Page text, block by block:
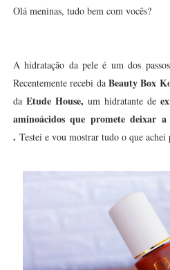
Olá meninas, tudo bem com vocês?
A hidratação da pele é um dos
Recentemente recebi da Beauty Box
da Etude House, um hidratante de
aminoácidos que promete deixar
. Testei e vou mostrar tudo o que achei